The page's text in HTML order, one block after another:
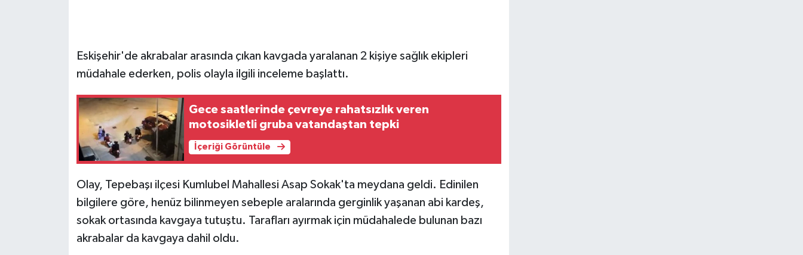
Eskişehir'de akrabalar arasında çıkan kavgada yaralanan 2 kişiye sağlık ekipleri
müdahale ederken, polis olayla ilgili inceleme başlattı.
Gece saatlerinde çevreye rahatsızlık veren
motosikletli gruba vatandaştan tepki
İçeriği Görüntüle
Olay, Tepebaşı ilçesi Kumlubel Mahallesi Asap Sokak'ta meydana geldi. Edinilen
bilgilere göre, henüz bilinmeyen sebeple aralarında gerginlik yaşanan abi kardeş,
sokak ortasında kavgaya tutuştu. Tarafları ayırmak için müdahalede bulunan bazı
akrabalar da kavgaya dahil oldu.
GÜNDEM
HABERDE İNSAN
İş Dünyası